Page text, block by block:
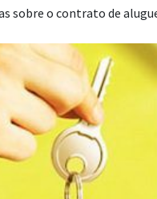
sobre o contrato de